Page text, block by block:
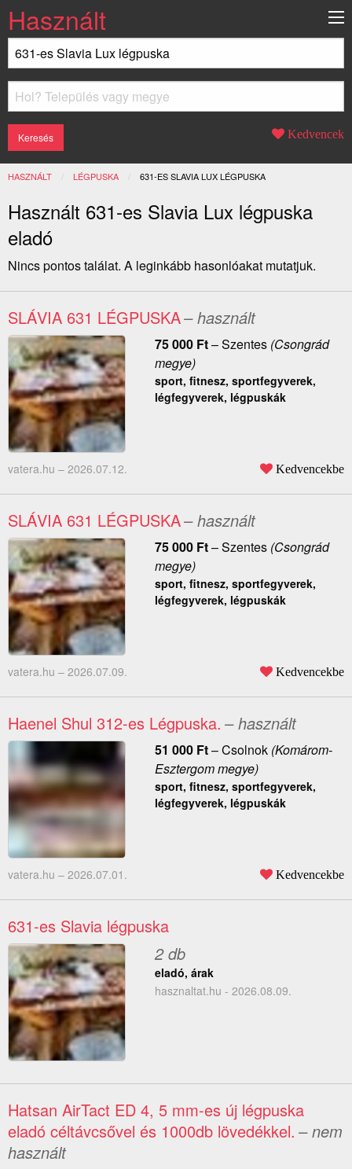
Használt
Kedvencek
HASZNÁLT LÉGPUSKA JELENLEGI:
631-ES SLAVIA LUX LÉGPUSKA
Használt 631-es Slavia Lux légpuska
eladó
Nincs pontos találat. A leginkább hasonlóakat mutatjuk.
SLÁVIA 631 LÉGPUSKA– használt
75 000 Ft–Szentes(Csongrád
megye)
sport, fitnesz, sportfegyverek,
légfegyverek, légpuskák
vatera.hu – 2026.07.12. Kedvencekbe
SLÁVIA 631 LÉGPUSKA– használt
75 000 Ft–Szentes(Csongrád
megye)
sport, fitnesz, sportfegyverek,
légfegyverek, légpuskák
vatera.hu – 2026.07.09. Kedvencekbe
Haenel Shul 312-es Légpuska. – használt
51 000 Ft–Csolnok(Komárom-
Esztergom megye)
sport, fitnesz, sportfegyverek,
légfegyverek, légpuskák
vatera.hu – 2026.07.01. Kedvencekbe
631-es Slavia légpuska
2 db
eladó, árak
hasznaltat.hu - 2026.08.09.
Hatsan AirTact ED 4, 5 mm-es új légpuska
eladó céltávcsővel és 1000db lövedékkel. – nem
használt